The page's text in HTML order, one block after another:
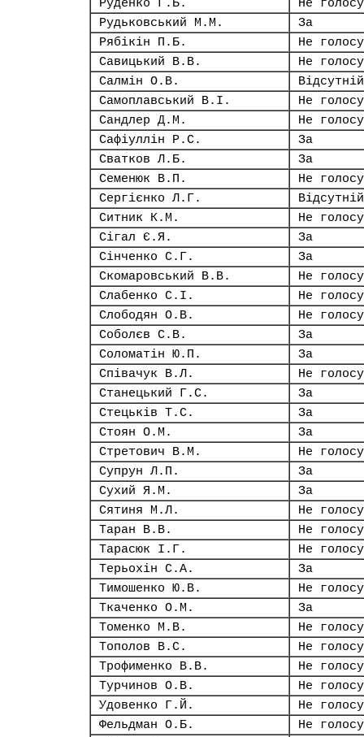
Руденко Г.Б.
Не
Рудьковський М.М.
За
Рябікін П.Б.
Не
Савицький В.В.
Не
Салмін О.В.
Відсутній
Самоплавський В.І.
Не
Сандлер Д.М.
Не
Сафіуллін Р.С.
За
Сватков Л.Б.
За
Семенюк В.П.
Не
Сергієнко Л.Г.
Відсутній
Ситник К.М.
Не
Сігал Є.Я.
За
Сінченко С.Г.
За
Скомаровський В.В.
Не
Слабенко С.І.
Не
Слободян О.В.
Не
Соболєв С.В.
За
Соломатін Ю.П.
За
Співачук В.Л.
Не
Станецький Г.С.
За
Стецьків Т.С.
За
Стоян О.М.
За
Стретович В.М.
Не
Супрун Л.П.
За
Сухий Я.М.
За
Сятиня М.Л.
Не
Таран В.В.
Не
Тарасюк І.Г.
Не
Терьохін С.А.
За
Тимошенко Ю.В.
Не
Ткаченко О.М.
За
Томенко М.В.
Не
Тополов В.С.
Не
Трофименко В.В.
Не
Турчинов О.В.
Не
Удовенко Г.Й.
Не
Фельдман О.Б.
Не